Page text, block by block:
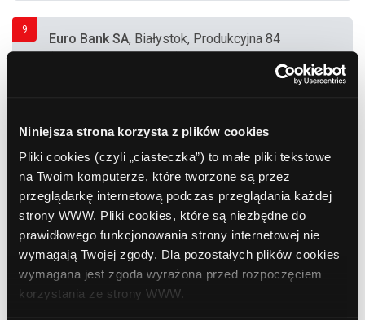
Niniejsza strona korzysta z plików cookies
Pliki cookies (czyli „ciasteczka”) to małe pliki tekstowe
na Twoim komputerze, które tworzone są przez
przeglądarkę internetową podczas przeglądania każdej
strony WWW. Pliki cookies, które są niezbędne do
prawidłowego funkcjonowania strony internetowej nie
wymagają Twojej zgody. Dla pozostałych plików cookies
wymagana jest zgoda wyrażona przed rozpoczęciem
korzystania ze strony WWW.
9
Euro Bank SA, Białystok, Produkcyjna 84
Mieszkaniowa)
Euronet , Białystok, Produkcyjna 86
(Supermarket "Leroy Merlin")
Euronet , Białystok, Legionowa 28 (MultiBank)